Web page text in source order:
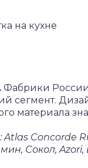
на кухне
Фабрики
сегмент.
материала
Concorde
Сокол, Azori,